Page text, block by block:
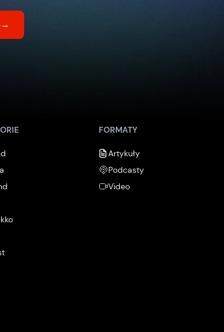
→
FORMATY
Artykuły
Podcasty
Video